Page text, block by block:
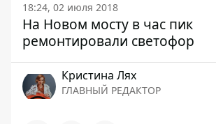
18:24, 02 июля 2018
На Новом мосту в час пик
ремонтировали светофор
Кристина Лях
ГЛАВНЫЙ РЕДАКТОР